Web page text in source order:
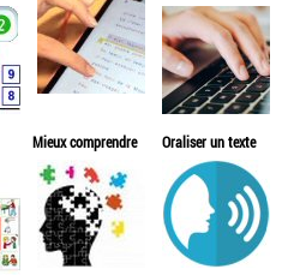
Mieux comprendre Oraliser un texte